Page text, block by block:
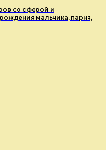
со сферой и
мальчика, парня,